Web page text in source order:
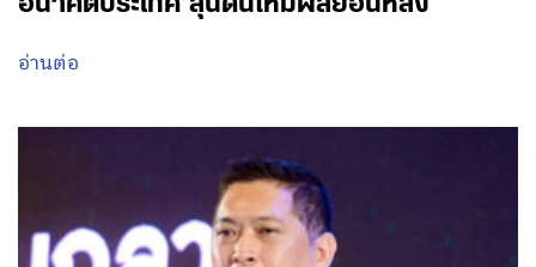
อ่านต่อ